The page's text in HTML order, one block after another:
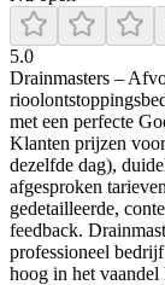
5.0
Drainmasters –
met een perfecte
Klanten prijzen
dezelfde dag),
afgesproken
gedetailleerde,
feedback.
professioneel
hoog in het vaandel